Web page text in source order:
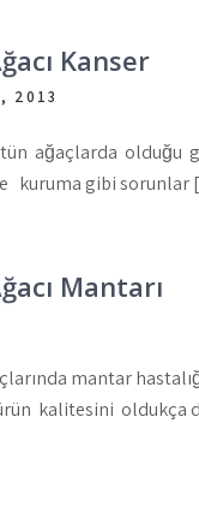
Kanser
2013
ağaçlarda olduğu
kuruma gibi
Mantarı
mantar
kalitesini oldukça